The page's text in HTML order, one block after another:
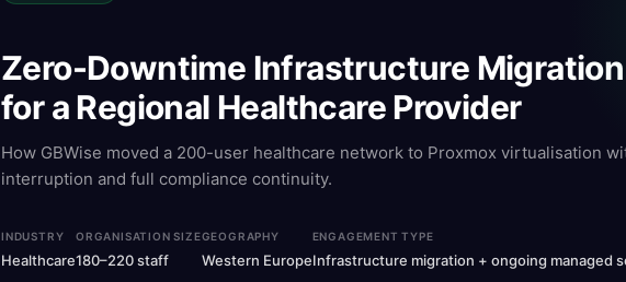
Zero-Downtime Infrastructure Migration
for a Regional Healthcare Provider
How GBWise moved a 200-user healthcare network to Proxmox virtualisation
interruption and full compliance continuity.
INDUSTRY
Healthcare
ORGANISATION SIZE
180–220 staff
GEOGRAPHY
Western Europe
ENGAGEMENT TYPE
Infrastructure migration + ongoing managed